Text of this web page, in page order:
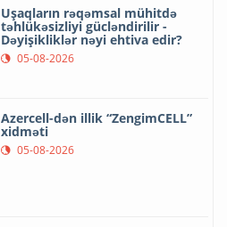
Uşaqların rəqəmsal mühitdə
təhlükəsizliyi gücləndirilir -
Dəyişikliklər nəyi ehtiva edir?
05-08-2026
Azercell-dən illik “ZengimCELL”
xidməti
05-08-2026